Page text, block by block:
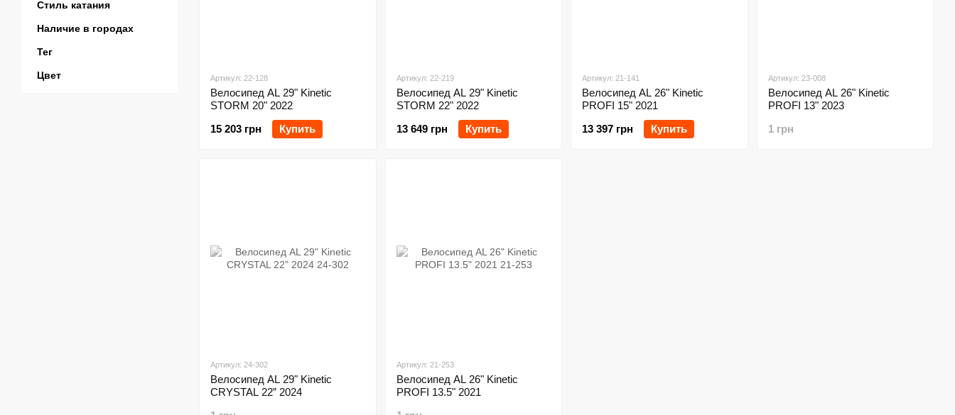
Артикул: 22-128
Велосипед AL 29" Kinetic
STORM 20" 2022
15 203 грн
Купить
Артикул: 22-219
Велосипед AL 29" Kinetic
STORM 22" 2022
13 649 грн
Купить
Артикул: 21-141
Велосипед AL 26" Kinetic
PROFI 15" 2021
13 397 грн
Купить
Артикул: 23-008
Велосипед AL 26" Kinetic
PROFI 13" 2023
1 грн
Артикул: 24-302
Велосипед AL 29" Kinetic
CRYSTAL 22” 2024
Артикул: 21-253
Велосипед AL 26" Kinetic
PROFI 13.5" 2021
Стиль катания
Наличие в городах
Тег
Цвет